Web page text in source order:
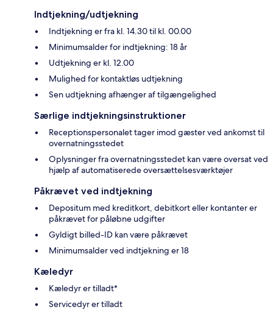
Indtjekning/udtjekning
Indtjekning er fra kl. 14.30 til kl. 00.00
Minimumsalder for indtjekning: 18 år
Udtjekning er kl. 12.00
Mulighed for kontaktløs udtjekning
Sen udtjekning afhænger af tilgængelighed
Særlige indtjekningsinstruktioner
Receptionspersonalet tager imod gæster ved ankomst til
overnatningsstedet
Oplysninger fra overnatningsstedet kan være oversat ved
hjælp af automatiserede oversættelsesværktøjer
Påkrævet ved indtjekning
Depositum med kreditkort, debitkort eller kontanter er
påkrævet for påløbne udgifter
Gyldigt billed-ID kan være påkrævet
Minimumsalder ved indtjekning er 18
Kæledyr
Kæledyr er tilladt*
Servicedyr er tilladt